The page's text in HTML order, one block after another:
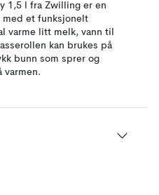
1,5 l fra Zwilling er en
med et funksjonelt
varme litt melk, vann til
kan brukes på
bunn som sprer og
varmen.